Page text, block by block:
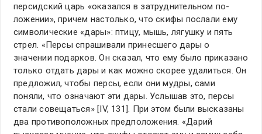
персидский царь «оказался в затруднительном по-
ложении», причем настолько, что скифы послали ему
символические «дары»: птицу, мышь, лягушку и пять
стрел. «Персы спрашивали принесшего дары о
значении подарков. Он сказал, что ему было приказано
только отдать дары и как можно скорее удалиться. Он
предложил, чтобы персы, если они мудры, сами
поняли, что означают эти дары. Услышав это, персы
стали совещаться» [IV, 131]. При этом были высказаны
два противоположных предположения. «Дарий